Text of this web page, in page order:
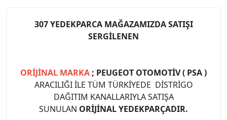
307 YEDEKPARCA MAĞAZAMIZDA SATIŞI
SERGİLENEN
ORİJİNAL MARKA ; PEUGEOT OTOMOTİV ( PSA )
ARACILIĞI İLE TÜM TÜRKİYEDE DİSTRİGO
DAĞITIM KANALLARIYLA SATIŞA
SUNULAN ORİJİNAL YEDEKPARÇADIR.